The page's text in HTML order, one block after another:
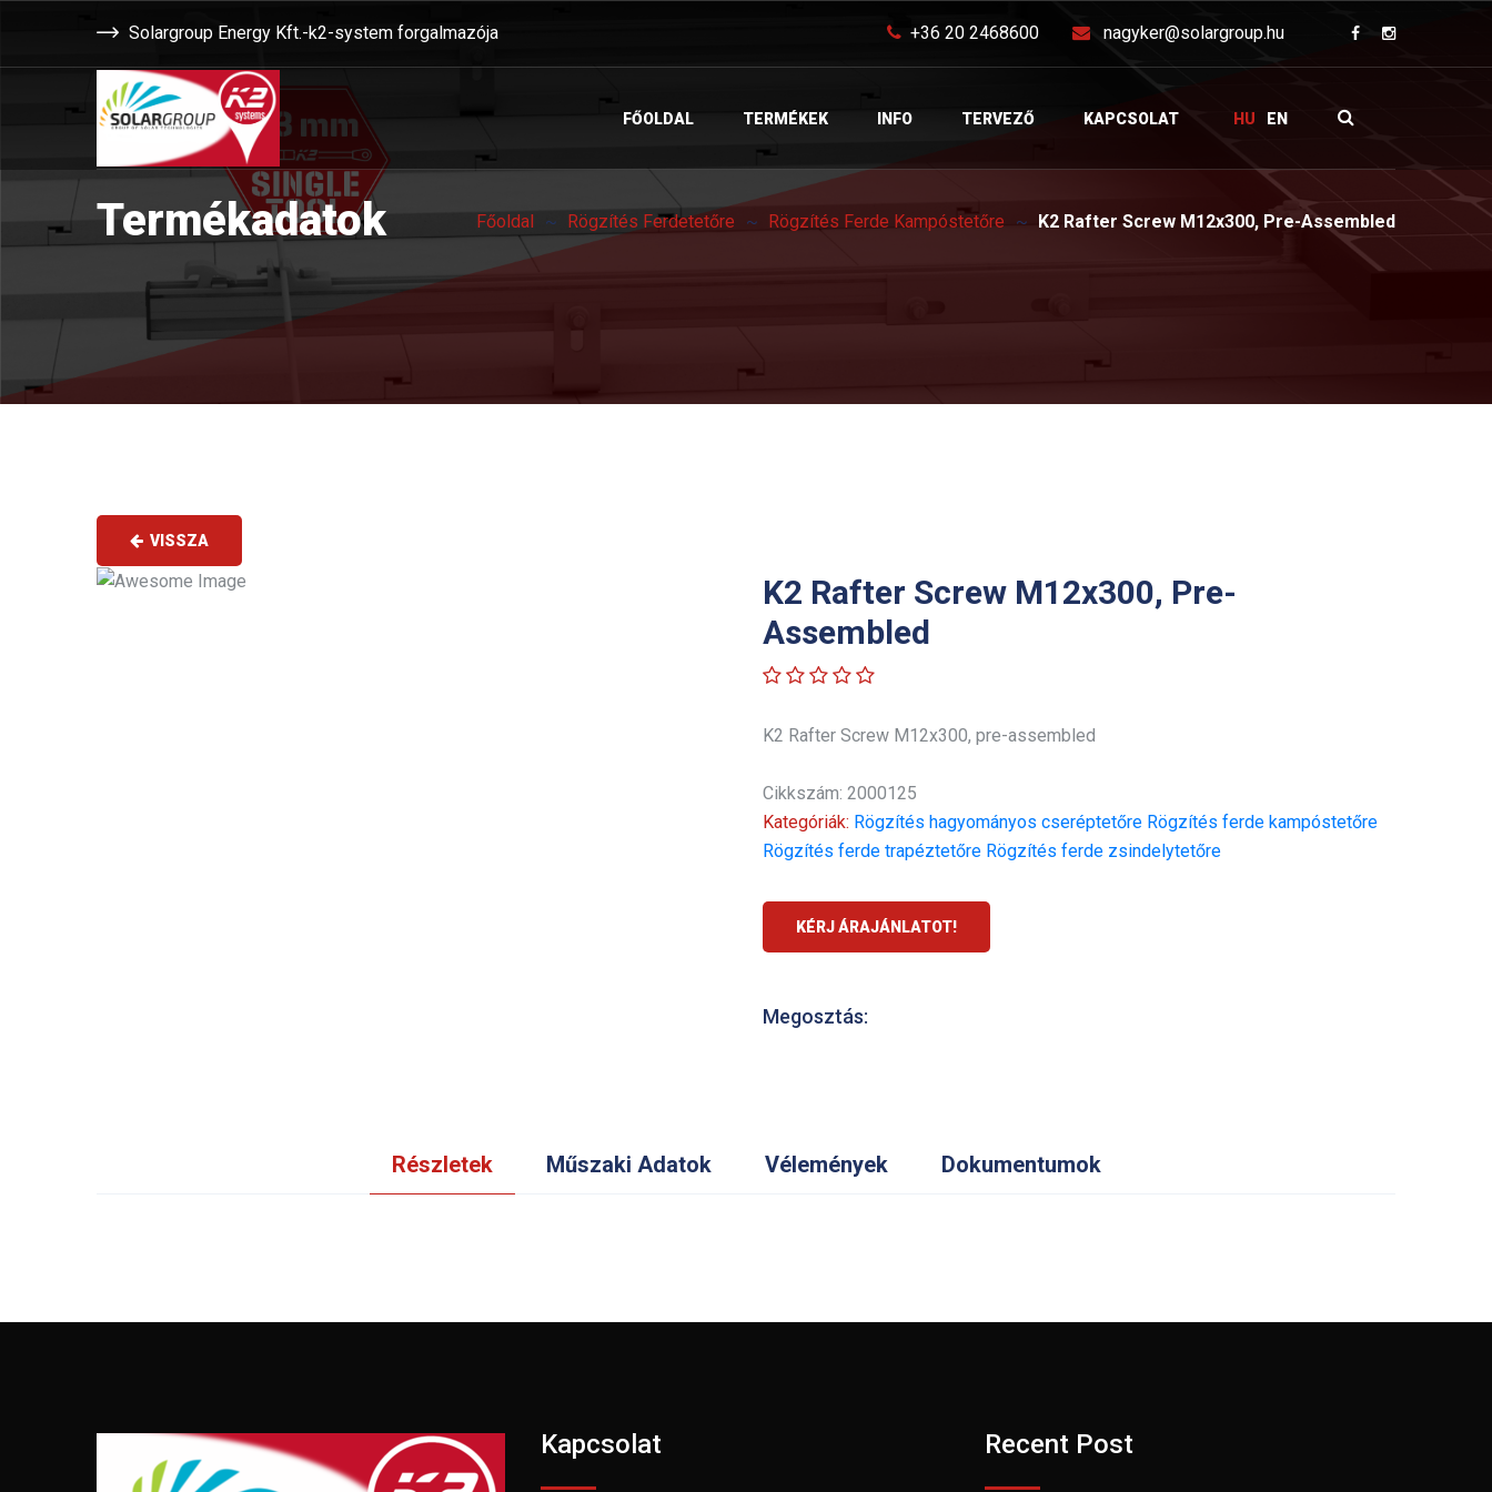
Solargroup Energy Kft.-k2-system forgalmazója +36 20 2468600 nagyker@solargroup.hu
FŐOLDAL TERMÉKEK INFO TERVEZŐ KAPCSOLAT HU EN
Termékadatok Főoldal Rögzítés Ferdetetőre Rögzítés Ferde Kampóstetőre K2 Rafter Screw M12x300, Pre-Assembled
VISSZA
K2 Rafter Screw M12x300, Pre-
Assembled
K2 Rafter Screw M12x300, pre-assembled
Cikkszám: 2000125
Kategóriák: Rögzítés hagyományos cseréptetőre Rögzítés ferde kampóstetőre
Rögzítés ferde trapéztetőre Rögzítés ferde zsindelytetőre
KÉRJ ÁRAJÁNLATOT!
Megosztás:
Részletek Műszaki Adatok Vélemények Dokumentumok
Kapcsolat Recent Post